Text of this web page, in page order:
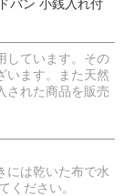
バン 小銭入れ付
しています。その
います。また天然
された商品を販売
には乾いた布で水
ください。